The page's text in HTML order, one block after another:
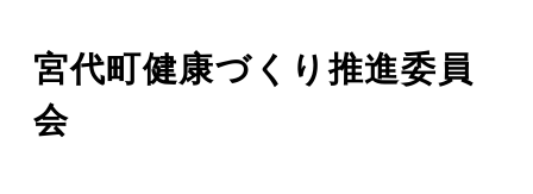
宮代町健康づくり推進委員
会